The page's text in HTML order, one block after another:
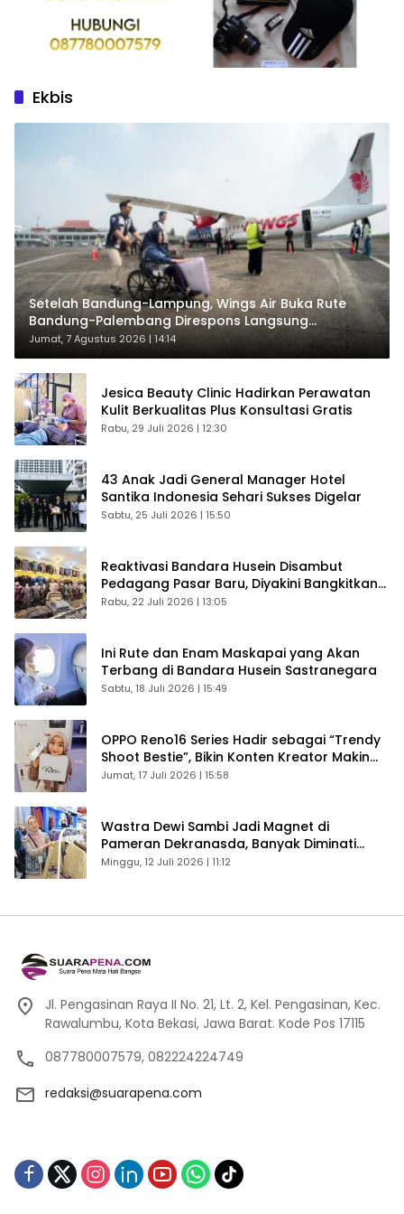
Ekbis
Setelah Bandung-Lampung, Wings Air Buka Rute
Bandung-Palembang Direspons Langsung
Penumpang
Jumat, 7 Agustus 2026 | 14:14
Jesica Beauty Clinic Hadirkan Perawatan
Kulit Berkualitas Plus Konsultasi Gratis
Rabu, 29 Juli 2026 | 12:30
43 Anak Jadi General Manager Hotel
Santika Indonesia Sehari Sukses Digelar
Sabtu, 25 Juli 2026 | 15:50
Reaktivasi Bandara Husein Disambut
Pedagang Pasar Baru, Diyakini Bangkitkan
Kembali Ekonomi Bandung
Rabu, 22 Juli 2026 | 13:05
Ini Rute dan Enam Maskapai yang Akan
Terbang di Bandara Husein Sastranegara
Sabtu, 18 Juli 2026 | 15:49
OPPO Reno16 Series Hadir sebagai “Trendy
Shoot Bestie”, Bikin Konten Kreator Makin
Betah
Jumat, 17 Juli 2026 | 15:58
Wastra Dewi Sambi Jadi Magnet di
Pameran Dekranasda, Banyak Diminati
Pengunjung
Minggu, 12 Juli 2026 | 11:12
Jl. Pengasinan Raya II No. 21, Lt. 2, Kel. Pengasinan, Kec.
Rawalumbu, Kota Bekasi, Jawa Barat. Kode Pos 17115
087780007579, 082224224749
redaksi@suarapena.com